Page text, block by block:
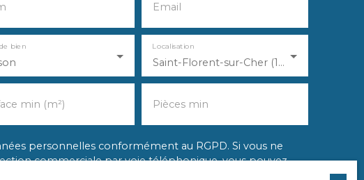
Email
bien
Saint-Florent-sur-Cher (18400)
Localisation
min (m²) Pièces min
personnelles conformément au RGPD. Si vous ne
commerciale par voie téléphonique, vous pouvez